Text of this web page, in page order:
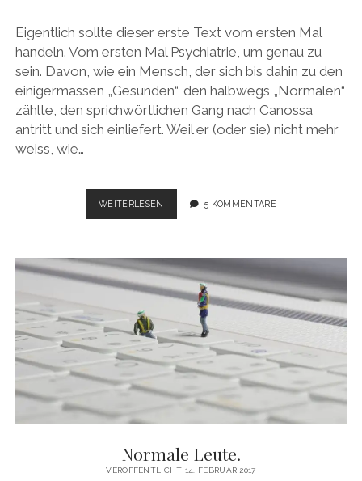
Eigentlich sollte dieser erste Text vom ersten Mal
handeln. Vom ersten Mal Psychiatrie, um genau zu
sein. Davon, wie ein Mensch, der sich bis dahin zu den
einigermassen „Gesunden“, den halbwegs „Normalen“
zählte, den sprichwörtlichen Gang nach Canossa
antritt und sich einliefert. Weil er (oder sie) nicht mehr
weiss, wie…
WEITERLESEN
ERSTES
5 KOMMENTARE
Normale Leute.
VERÖFFENTLICHT 14. FEBRUAR 2017